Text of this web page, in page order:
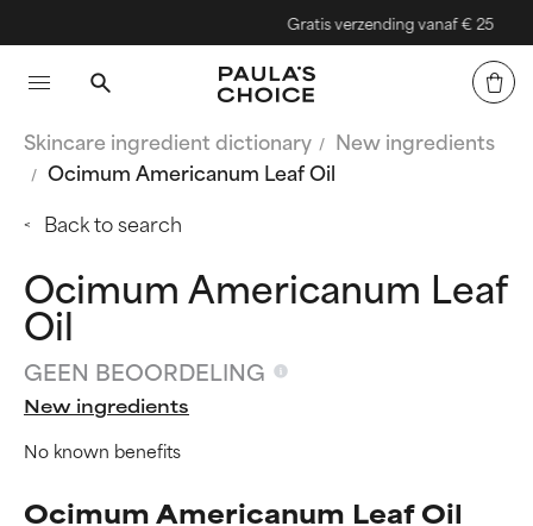
Gratis verzending vanaf € 25
Skincare ingredient dictionary
New ingredients
Ocimum Americanum Leaf Oil
Back to search
Ocimum Americanum Leaf
Oil
GEEN BEOORDELING
New ingredients
No known benefits
Ocimum Americanum Leaf Oil